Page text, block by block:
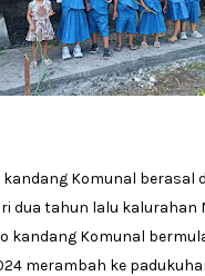
Komunal berasal
dua tahun lalu kalurahan
kandang Komunal
merambah ke